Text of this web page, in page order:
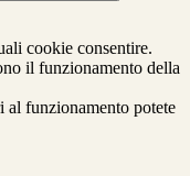
cookie consentire.
il funzionamento della
al funzionamento potete